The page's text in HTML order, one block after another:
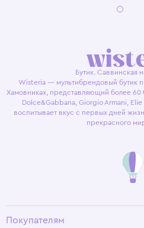
Бутик. Саввинская
Wisteria — мультибрендовый бутик
Хамовниках, представляющий более
Dolce&Gabbana, Giorgio Armani,
воспитывает вкус с первых дней
прекрасного
Покупателям